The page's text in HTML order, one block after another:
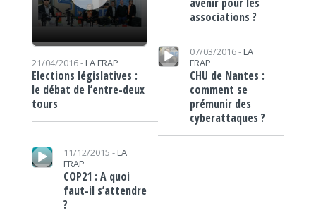
21/04/2016 - LA FRAP
Elections législatives :
le débat de l’entre-deux
tours
associations ?
Lecteur audio
07/03/2016 - LA
FRAP
CHU de Nantes :
comment se
prémunir des
cyberattaques ?
Lecteur audio
11/12/2015 - LA
FRAP
COP21 : A quoi
faut-il s’attendre
?